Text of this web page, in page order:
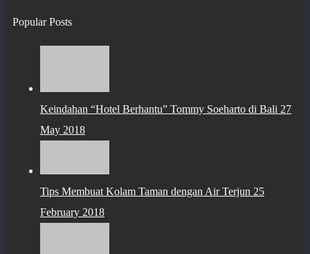
Popular Posts
Keindahan “Hotel Berhantu” Tommy Soeharto di Bali 27
May 2018
Tips Membuat Kolam Taman dengan Air Terjun 25
February 2018